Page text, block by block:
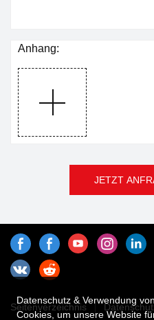
Anhang:
JETZT
Seitenverzeichnis
Datenschutz & Verwendung
Cookies, um unsere Website